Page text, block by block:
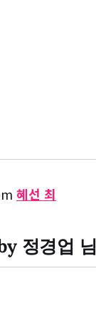
혜선 최
정경업 님